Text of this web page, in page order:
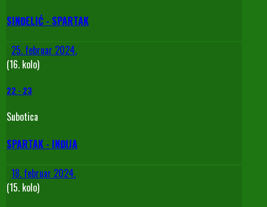
SINĐELIĆ - SPARTAK
25. februar 2024.
(16. kolo)
22 - 23
Subotica
SPARTAK - INĐIJA
18. februar 2024.
(15. kolo)